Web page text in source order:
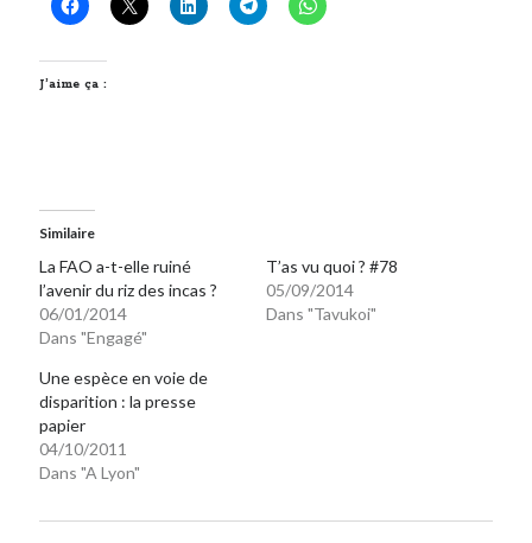
J’aime ça :
Similaire
La FAO a-t-elle ruiné
l’avenir du riz des incas ?
06/01/2014
Dans "Engagé"
T’as vu quoi ? #78
05/09/2014
Dans "Tavukoi"
Une espèce en voie de
disparition : la presse
papier
04/10/2011
Dans "A Lyon"